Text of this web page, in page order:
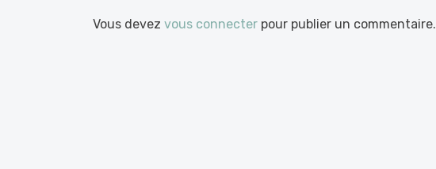
Vous devez vous connecter pour publier un commentaire.